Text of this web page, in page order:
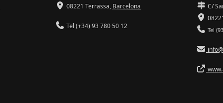
08221 Terrassa, Barcelona
Tel (+34) 93 780 50 12
C/
Tel